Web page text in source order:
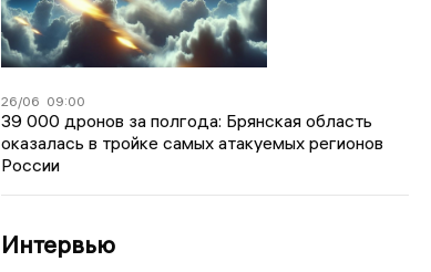
26/06 09:00
39 000 дронов за полгода: Брянская область
оказалась в тройке самых атакуемых регионов
России
Интервью